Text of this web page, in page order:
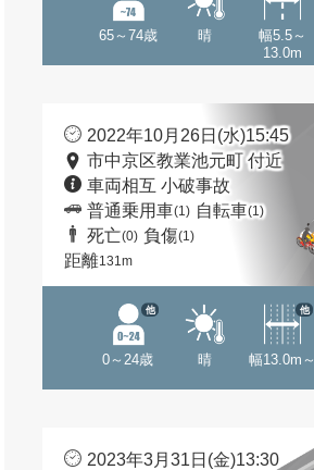
65～74歳 晴
幅5.5～
13.0m
2022年10月26日(水)15:45
市中京区教業池元町 付近
車両相互 小破事故
普通乗用車(1) 自転車(1)
死亡(0) 負傷(1)
距離131m
0～24歳
他
晴 幅13.0m～
他
2023年3月31日(金)13:30